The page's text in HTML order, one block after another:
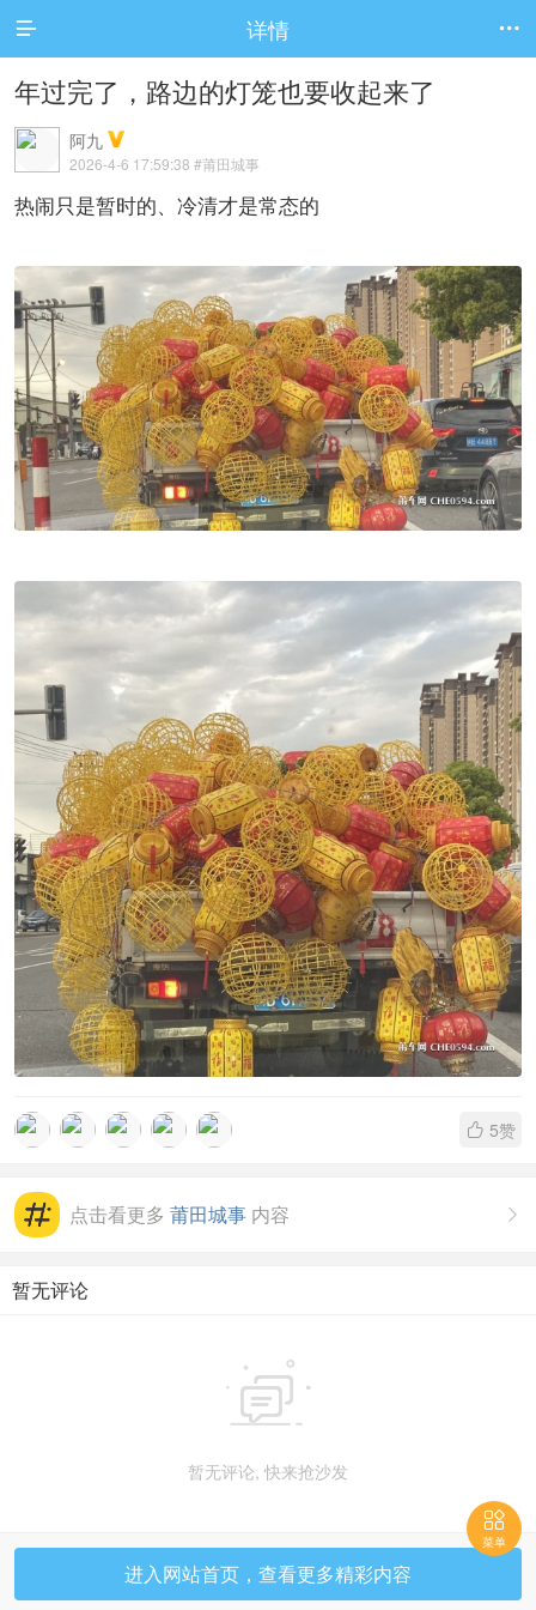
 详情 
年过完了，路边的灯笼也要收起来了
阿九
2026-4-6 17:59:38 #莆田城事
热闹只是暂时的、冷清才是常态的
 5赞

点击看更多 莆田城事 内容
暂无评论

暂无评论, 快来抢沙发
进入网站首页，查看更多精彩内容

菜单